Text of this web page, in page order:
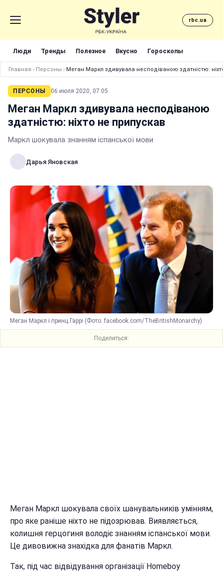
rbc.ua
Люди Тренды Полезное Вкусно Гороскопы
Главная › Персоны › Меган Маркл здивувала несподіваною здатністю:
ПЕРСОНЫ 06 июля 2020, 07:05
Меган Маркл здивувала несподіваною
здатністю: ніхто не припускав
Маркл шокувала знанням іспанської мови
Дарья Яновская
Меган Маркл і принц Гаррі (Фото: facebook.com/TheBritishMonarchy)
Поделиться:
Меган Маркл шокувала своїх шанувальників умінням,
про яке раніше ніхто не підозрював. Виявляється,
колишня герцогиня володіє знанням іспанської мови.
Це дивовижна знахідка для фанатів Маркл.
Так, під час відвідування організації Homeboy